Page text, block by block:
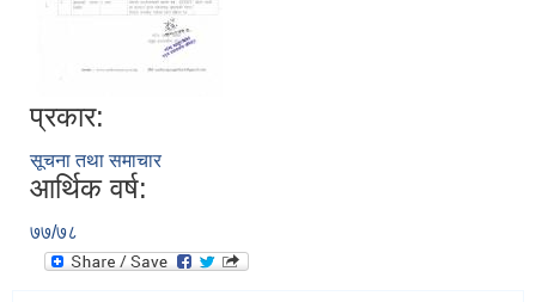
प्रकार:
सूचना तथा समाचार
आर्थिक वर्ष:
७७/७८